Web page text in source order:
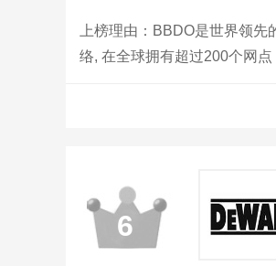
上榜理由：BBDO是世界领
络, 在全球拥有超过200个网
6